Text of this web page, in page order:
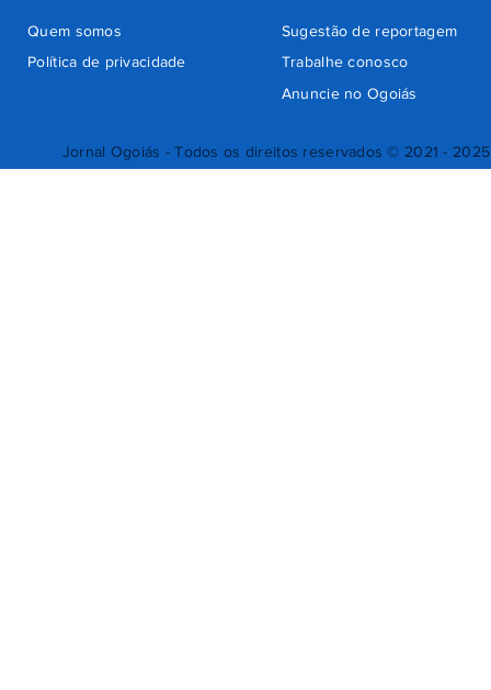
Jornal Ogoiás - Todos os direitos reservados © 2021 - 2025
Quem somos
Sugestão de reportagem
Trabalhe conosco
Política de privacidade
Anuncie no Ogoiás